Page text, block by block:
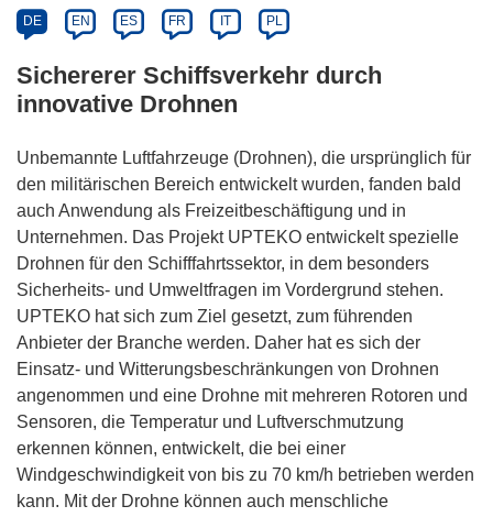
DE EN ES FR IT PL
Sichererer Schiffsverkehr durch
innovative Drohnen
Unbemannte Luftfahrzeuge (Drohnen), die ursprünglich für
den militärischen Bereich entwickelt wurden, fanden bald
auch Anwendung als Freizeitbeschäftigung und in
Unternehmen. Das Projekt UPTEKO entwickelt spezielle
Drohnen für den Schifffahrtssektor, in dem besonders
Sicherheits- und Umweltfragen im Vordergrund stehen.
UPTEKO hat sich zum Ziel gesetzt, zum führenden
Anbieter der Branche werden. Daher hat es sich der
Einsatz- und Witterungsbeschränkungen von Drohnen
angenommen und eine Drohne mit mehreren Rotoren und
Sensoren, die Temperatur und Luftverschmutzung
erkennen können, entwickelt, die bei einer
Windgeschwindigkeit von bis zu 70 km/h betrieben werden
kann. Mit der Drohne können auch menschliche